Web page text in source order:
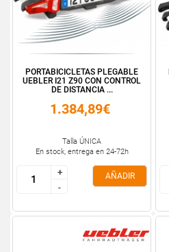
PORTABICICLETAS PLEGABLE
UEBLER I21 Z90 CON CONTROL
DE DISTANCIA ...
1.384,89€
Talla ÚNICA
En stock, entrega en 24-72h
+
-
+
-
AÑADIR